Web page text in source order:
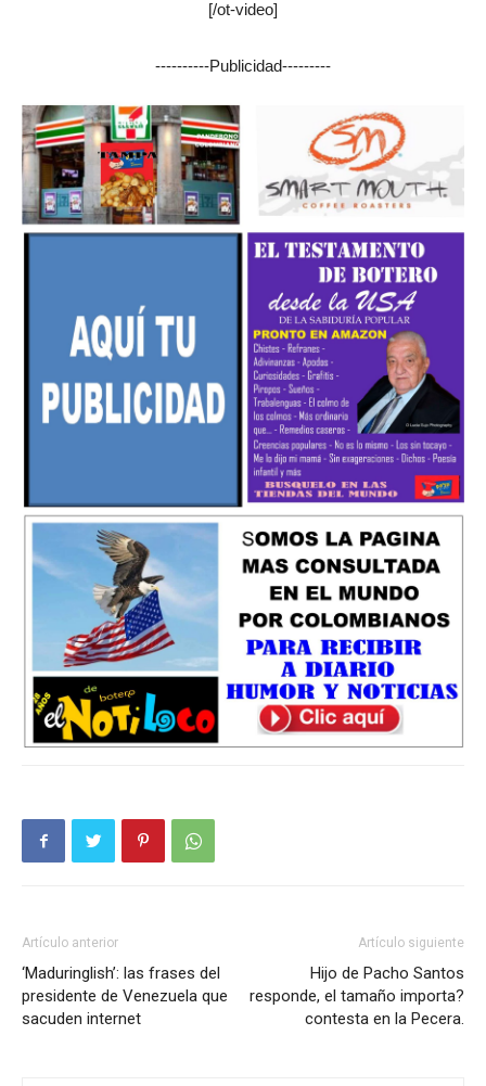
[/ot-video]
----------Publicidad---------
Artículo anterior
‘Maduringlish’: las frases del
presidente de Venezuela que
sacuden internet
Artículo siguiente
Hijo de Pacho Santos
responde, el tamaño importa?
contesta en la Pecera.